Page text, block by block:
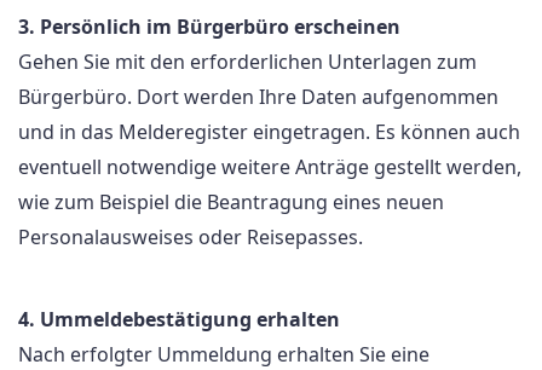
3. Persönlich im Bürgerbüro erscheinen
Gehen Sie mit den erforderlichen Unterlagen zum
Bürgerbüro. Dort werden Ihre Daten aufgenommen
und in das Melderegister eingetragen. Es können auch
eventuell notwendige weitere Anträge gestellt werden,
wie zum Beispiel die Beantragung eines neuen
Personalausweises oder Reisepasses.
4. Ummeldebestätigung erhalten
Nach erfolgter Ummeldung erhalten Sie eine